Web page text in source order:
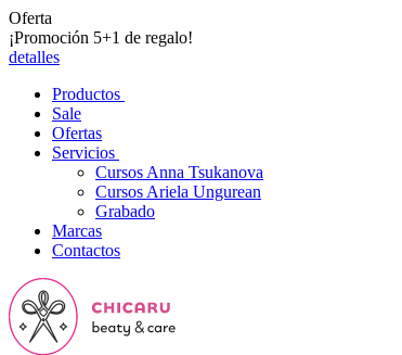
Oferta
¡Promoción 5+1 de regalo!
detalles
Productos
Sale
Ofertas
Servicios
Cursos Anna Tsukanova
Cursos Ariela Ungurean
Grabado
Marcas
Contactos